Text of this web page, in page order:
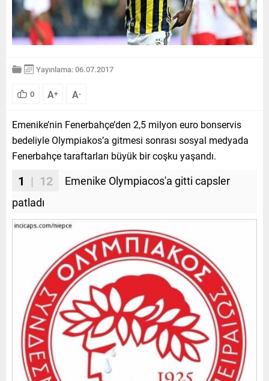
Yayınlama: 06.07.2017
0 A+ A-
Emenike’nin Fenerbahçe’den 2,5 milyon euro bonservis
bedeliyle Olympiakos’a gitmesi sonrası sosyal medyada
Fenerbahçe taraftarları büyük bir coşku yaşandı.
1 | 12
Emenike Olympiacos'a gitti capsler
patladı